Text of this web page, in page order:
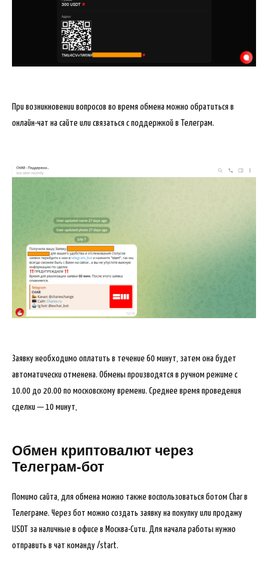
При возникновении вопросов во время обмена можно обратиться в
онлайн-чат на сайте или связаться с поддержкой в Телеграм.
Заявку необходимо оплатить в течение 60 минут, затем она будет
автоматически отменена. Обмены производятся в ручном режиме с
10.00 до 20.00 по московскому времени. Среднее время проведения
сделки — 10 минут,
Обмен криптовалют через
Телеграм-бот
Помимо сайта, для обмена можно также воспользоваться ботом Char в
Телеграме. Через бот можно создать заявку на покупку или продажу
USDT за наличные в офисе в Москва-Сити. Для начала работы нужно
отправить в чат команду /start.